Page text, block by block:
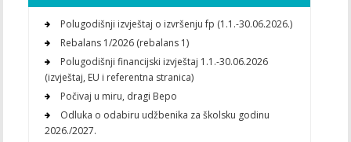
Polugodišnji izvještaj o izvršenju fp (1.1.-30.06.2026.)
Rebalans 1/2026 (rebalans 1)
Polugodišnji financijski izvještaj 1.1.-30.06.2026
(izvještaj, EU i referentna stranica)
Počivaj u miru, dragi Bepo
Odluka o odabiru udžbenika za školsku godinu
2026./2027.